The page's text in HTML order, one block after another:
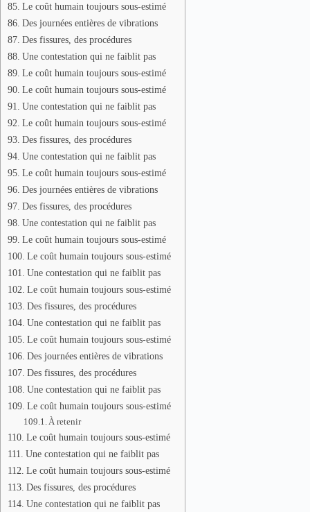
Le coût humain toujours sous-estimé
Des journées entières de vibrations
Des fissures, des procédures
Une contestation qui ne faiblit pas
Le coût humain toujours sous-estimé
Le coût humain toujours sous-estimé
Une contestation qui ne faiblit pas
Le coût humain toujours sous-estimé
Des fissures, des procédures
Une contestation qui ne faiblit pas
Le coût humain toujours sous-estimé
Des journées entières de vibrations
Des fissures, des procédures
Une contestation qui ne faiblit pas
Le coût humain toujours sous-estimé
Le coût humain toujours sous-estimé
Une contestation qui ne faiblit pas
Le coût humain toujours sous-estimé
Des fissures, des procédures
Une contestation qui ne faiblit pas
Le coût humain toujours sous-estimé
Des journées entières de vibrations
Des fissures, des procédures
Une contestation qui ne faiblit pas
Le coût humain toujours sous-estimé
À retenir
Le coût humain toujours sous-estimé
Une contestation qui ne faiblit pas
Le coût humain toujours sous-estimé
Des fissures, des procédures
Une contestation qui ne faiblit pas